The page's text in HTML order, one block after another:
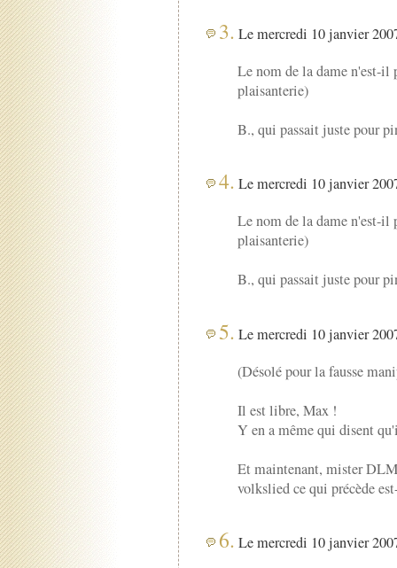
3. Le mercredi 10 janvier
Le nom de la dame n'est-il
plaisanterie)
B., qui passait juste pour
4. Le mercredi 10 janvier
Le nom de la dame n'est-il
plaisanterie)
B., qui passait juste pour
5. Le mercredi 10 janvier
(Désolé pour la fausse
Il est libre, Max !
Y en a même qui disent
Et maintenant, mister
volkslied ce qui précède
6. Le mercredi 10 janvier